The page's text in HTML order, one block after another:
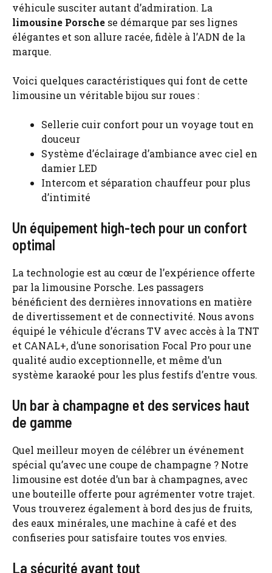
véhicule susciter autant d’admiration. La
limousine Porsche se démarque par ses lignes
élégantes et son allure racée, fidèle à l’ADN de la
marque.
Voici quelques caractéristiques qui font de cette
limousine un véritable bijou sur roues :
Sellerie cuir confort pour un voyage tout en
douceur
Système d’éclairage d’ambiance avec ciel en
damier LED
Intercom et séparation chauffeur pour plus
d’intimité
Un équipement high-tech pour un confort
optimal
La technologie est au cœur de l’expérience offerte
par la limousine Porsche. Les passagers
bénéficient des dernières innovations en matière
de divertissement et de connectivité. Nous avons
équipé le véhicule d’écrans TV avec accès à la TNT
et CANAL+, d’une sonorisation Focal Pro pour une
qualité audio exceptionnelle, et même d’un
système karaoké pour les plus festifs d’entre vous.
Un bar à champagne et des services haut
de gamme
Quel meilleur moyen de célébrer un événement
spécial qu’avec une coupe de champagne ? Notre
limousine est dotée d’un bar à champagnes, avec
une bouteille offerte pour agrémenter votre trajet.
Vous trouverez également à bord des jus de fruits,
des eaux minérales, une machine à café et des
confiseries pour satisfaire toutes vos envies.
La sécurité avant tout